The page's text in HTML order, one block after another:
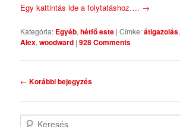
Egy kattintás ide a folytatáshoz…. →
Kategória: Egyéb,hétfő este |Címke:átigazolás,
Alex,woodward |928 Comments
Bejegyzés navigáció
← Korábbi bejegyzés
Keresés